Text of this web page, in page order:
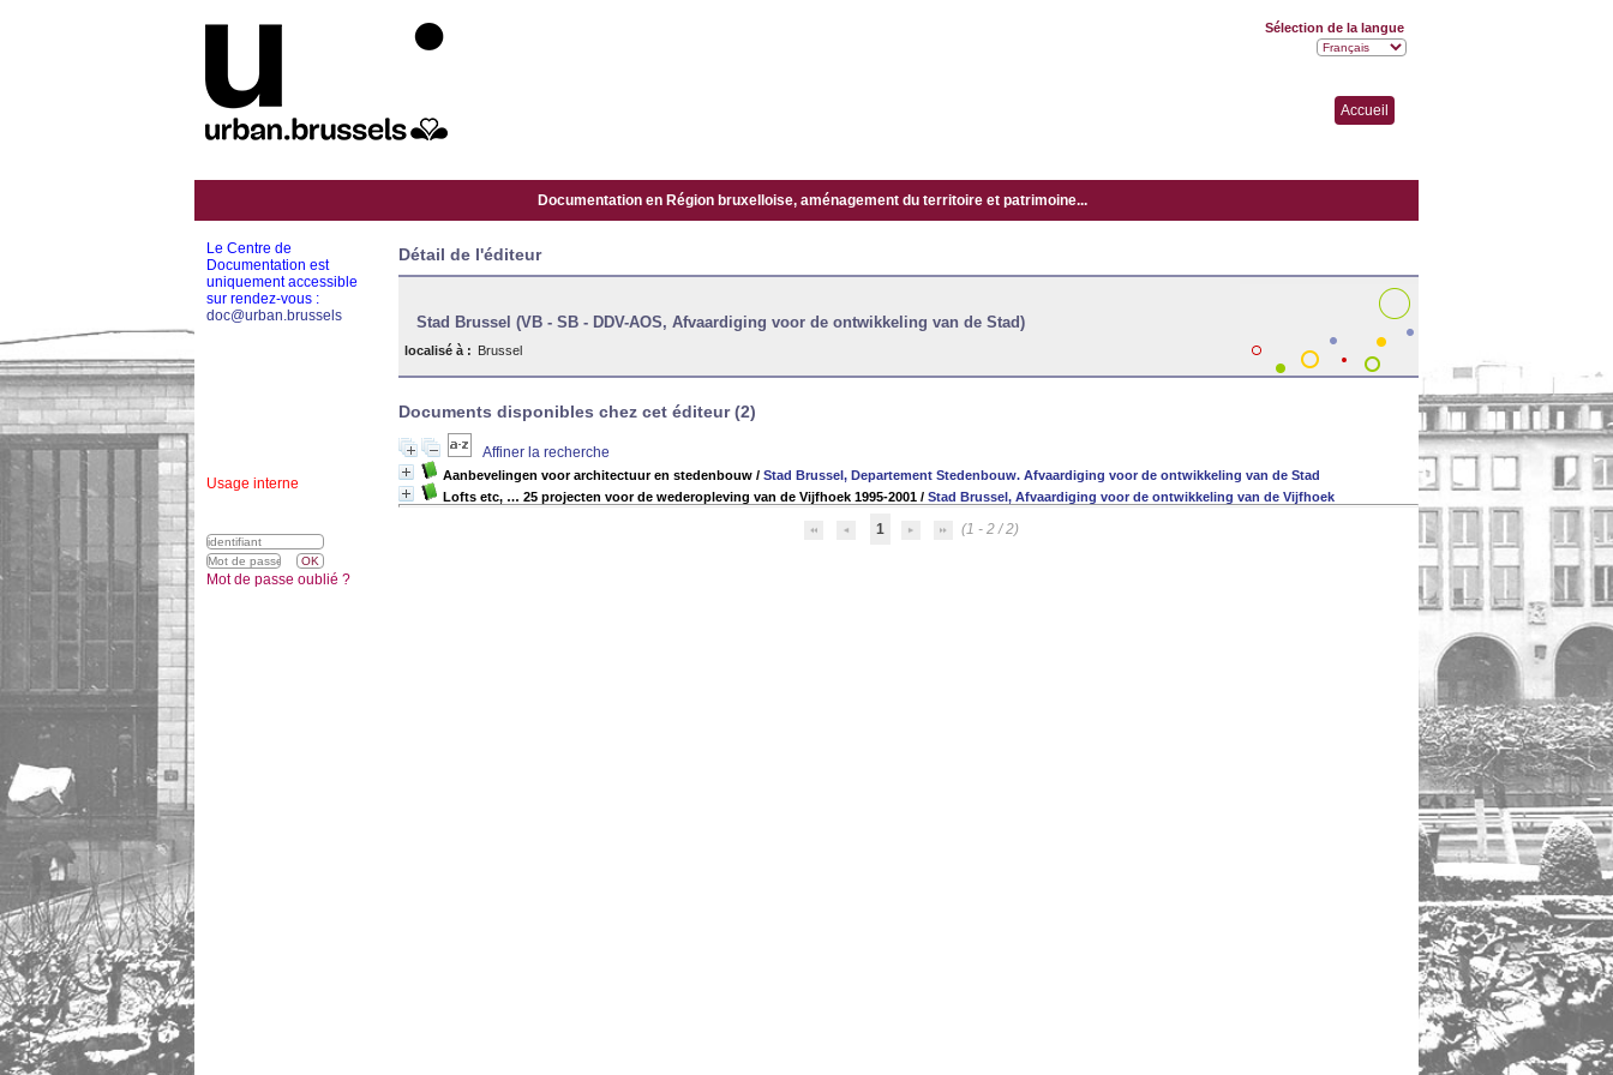
Accueil
Documentation en Région bruxelloise, aménagement du territoire et patrimoine...
Détail de l'éditeur
Stad Brussel (VB - SB - DDV-AOS, Afvaardiging voor de ontwikkeling van de Stad)
localisé à : Brussel
Documents disponibles chez cet éditeur (2)
Affiner la recherche
Aanbevelingen voor architectuur en stedenbouw / Stad Brussel, Departement Stedenbouw. Afvaardiging voor de ontwikkeling van de Stad
Lofts etc, … 25 projecten voor de wederopleving van de Vijfhoek 1995-2001 / Stad Brussel, Afvaardiging voor de ontwikkeling van de Vijfhoek
1 (1 - 2 / 2)
Le Centre de
Documentation est
uniquement accessible
sur rendez-vous :
doc@urban.brussels
Usage interne
Sélection de la langue
Mot de passe oublié ?